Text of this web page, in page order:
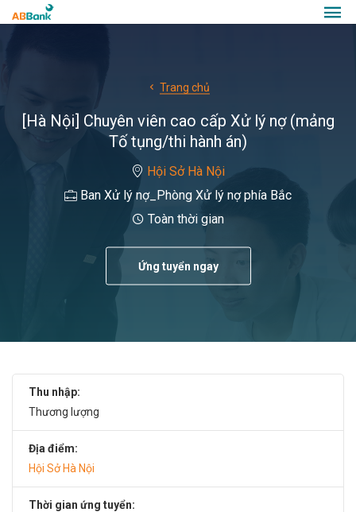
Trang chủ
[Hà Nội] Chuyên viên cao cấp Xử lý nợ (mảng
Tố tụng/thi hành án)
Hội Sở Hà Nội
Ban Xử lý nợ_Phòng Xử lý nợ phía Bắc
Toàn thời gian
Ứng tuyển ngay
Thu nhập:
Thương lượng
Địa điểm:
Hội Sở Hà Nội
Thời gian ứng tuyển: